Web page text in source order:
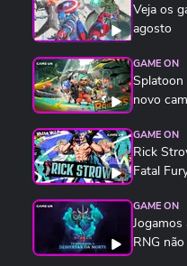
Veja os
agosto
GAME ON
Splatoon
novo
GAME ON
Rick
Fatal
GAME ON
Jogamos
RNG